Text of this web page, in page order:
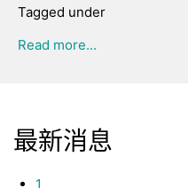
Tagged under
Read more...
最新消息
1